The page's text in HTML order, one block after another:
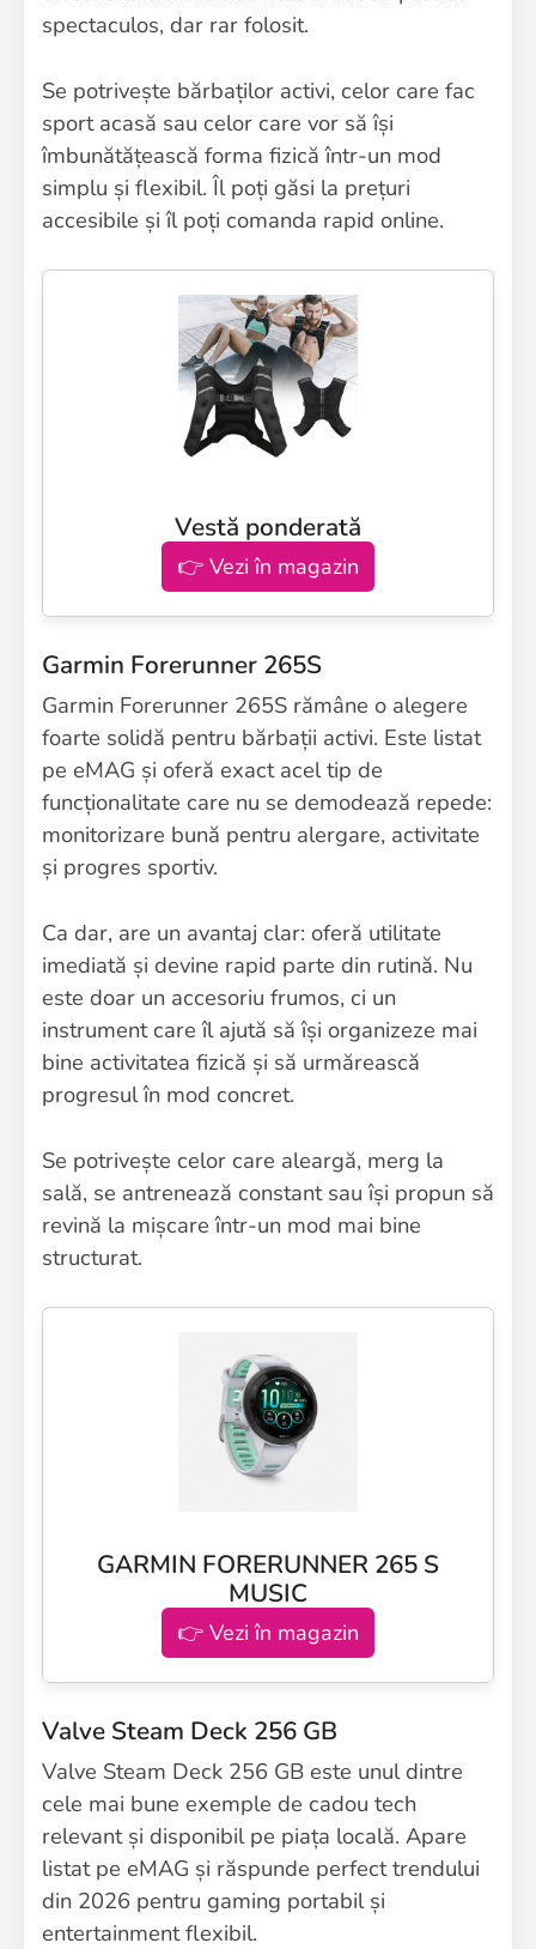
spectaculos, dar rar folosit.
Se potrivește bărbaților activi, celor care fac
sport acasă sau celor care vor să își
îmbunătățească forma fizică într-un mod
simplu și flexibil. Îl poți găsi la prețuri
accesibile și îl poți comanda rapid online.
Vestă ponderată
👉 Vezi în magazin
Garmin Forerunner 265S
Garmin Forerunner 265S rămâne o alegere
foarte solidă pentru bărbații activi. Este listat
pe eMAG și oferă exact acel tip de
funcționalitate care nu se demodează repede:
monitorizare bună pentru alergare, activitate
și progres sportiv.
Ca dar, are un avantaj clar: oferă utilitate
imediată și devine rapid parte din rutină. Nu
este doar un accesoriu frumos, ci un
instrument care îl ajută să își organizeze mai
bine activitatea fizică și să urmărească
progresul în mod concret.
Se potrivește celor care aleargă, merg la
sală, se antrenează constant sau își propun să
revină la mișcare într-un mod mai bine
structurat.
GARMIN FORERUNNER 265 S
MUSIC
👉 Vezi în magazin
Valve Steam Deck 256 GB
Valve Steam Deck 256 GB este unul dintre
cele mai bune exemple de cadou tech
relevant și disponibil pe piața locală. Apare
listat pe eMAG și răspunde perfect trendului
din 2026 pentru gaming portabil și
entertainment flexibil.